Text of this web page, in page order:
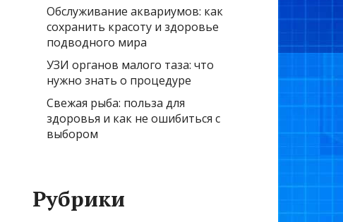
Обслуживание аквариумов: как
сохранить красоту и здоровье
подводного мира
УЗИ органов малого таза: что
нужно знать о процедуре
Свежая рыба: польза для
здоровья и как не ошибиться с
выбором
Рубрики